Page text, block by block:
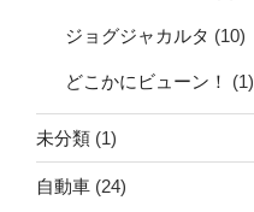
ジョグジャカルタ (10)
どこかにビューン！ (1)
未分類 (1)
自動車 (24)